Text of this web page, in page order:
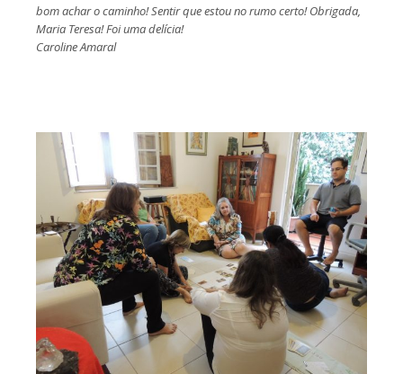
bom achar o caminho! Sentir que estou no rumo certo! Obrigada,
Maria Teresa! Foi uma delícia!
Caroline Amaral